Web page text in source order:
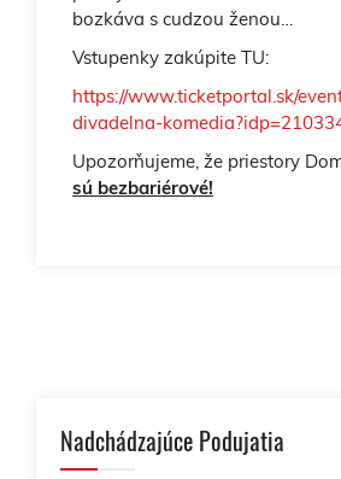
bozkáva s cudzou ženou…
Vstupenky zakúpite TU:
https://www.ticketportal.sk/
divadelna-
Upozorňujeme, že priestory
sú bezbariérové!
Nadchádzajúce Podujatia